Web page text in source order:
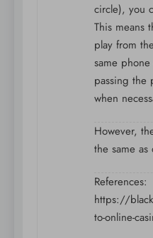
circle), you
This means
play from the
same
passing the
when
However,
the same
References:
https://
to-online-